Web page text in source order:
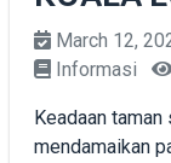
March 12,
Informasi
Keadaan
mendamaikan